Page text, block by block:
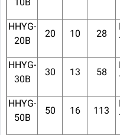
HHYG-
20B
20 10 28
HHYG-
30B
30 13 58
HHYG-
50B
50 16 113